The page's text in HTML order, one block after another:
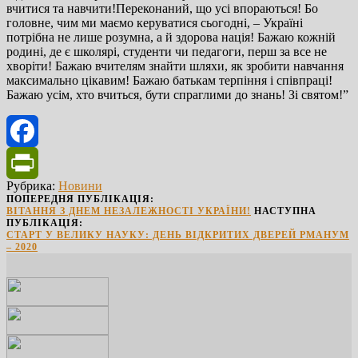
вчитися та навчити!Переконаний, що усі впораються! Бо
головне, чим ми маємо керуватися сьогодні, – Україні
потрібна не лише розумна, а й здорова нація! Бажаю кожній
родині, де є школярі, студенти чи педагоги, перш за все не
хворіти! Бажаю вчителям знайти шляхи, як зробити навчання
максимально цікавим! Бажаю батькам терпіння і співпраці!
Бажаю усім, хто вчиться, бути спраглими до знань! Зі святом!”
Facebook
PrintFriendly
Рубрика: Новини
ПОПЕРЕДНЯ ПУБЛІКАЦІЯ:
ВІТАННЯ З ДНЕМ НЕЗАЛЕЖНОСТІ УКРАЇНИ! НАСТУПНА
ПУБЛІКАЦІЯ:
СТАРТ У ВЕЛИКУ НАУКУ: ДЕНЬ ВІДКРИТИХ ДВЕРЕЙ РМАНУМ
– 2020